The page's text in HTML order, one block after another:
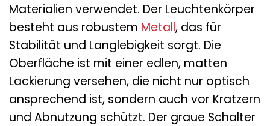
Materialien verwendet. Der Leuchtenkörper
besteht aus robustem Metall, das für
Stabilität und Langlebigkeit sorgt. Die
Oberfläche ist mit einer edlen, matten
Lackierung versehen, die nicht nur optisch
ansprechend ist, sondern auch vor Kratzern
und Abnutzung schützt. Der graue Schalter